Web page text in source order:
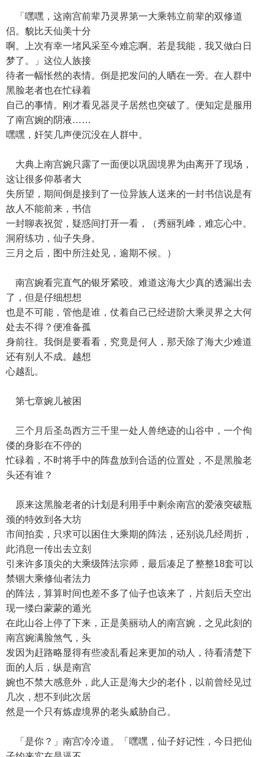
「嘿嘿，这南宫前辈乃灵界第一大乘韩立前辈的双修道
侣。貌比天仙美十分
啊。上次有幸一堵风采至今难忘啊。若是我能，我又做白日
梦了。」这位人族接
待者一幅怅然的表情。倒是把发问的人晒在一旁。在人群中
黑脸老者也在忙碌着
自己的事情。刚才看见器灵子居然也突破了。便知定是服用
了南宫婉的阴液……
嘿嘿，奸笑几声便沉没在人群中。
大典上南宫婉只露了一面便以巩固境界为由离开了现场，
这让很多仰慕者大
失所望，期间倒是接到了一位异族人送来的一封书信说是有
故人不能前来，书信
一封聊表祝贺，疑惑间打开一看，（秀丽乳峰，难忘心中。
洞府练功，仙子失身。
三月之后，图中所注处见，逾期不候。）
南宫婉看完直气的银牙紧咬。难道这海大少真的透漏出去
了，但是仔细想想
也是不可能，管他是谁，仗着自己已经进阶大乘灵界之大何
处去不得？便准备孤
身前往。我倒是要看看，究竟是何人，那天除了海大少难道
还有别人不成。越想
心越乱。
第七章婉儿被困
三个月后圣岛西方三千里一处人兽绝迹的山谷中，一个佝
偻的身影在不停的
忙碌着，不时将手中的阵盘放到合适的位置处，不是黑脸老
头还有谁？
原来这黑脸老者的计划是利用手中剩余南宫的爱液突破瓶
颈的特效到各大坊
市间拍卖，只求可以困住大乘期的阵法，还别说几经周折，
此消息一传出去立刻
引来许多顶尖的大乘级阵法宗师，最后凑足了整整18套可以
禁锢大乘修仙者法力
的阵法，算算时间也差不多了仙子也该来了，片刻后天空出
现一缕白蒙蒙的遁光
在此山谷上停了下来，正是美丽动人的南宫婉，之见此刻的
南宫婉满脸煞气，头
发因为赶路略显得有些凌乱看起来更加的动人，待看清楚下
面的人后，纵是南宫
婉也不禁大感意外，此人正是海大少的老仆，以前曾经见过
几次，想不到此次居
然是一个只有炼虚境界的老头威胁自己。
「是你？」南宫冷冷道。「嘿嘿，仙子好记性，今日把仙